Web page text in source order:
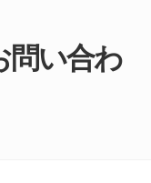
問い合わ